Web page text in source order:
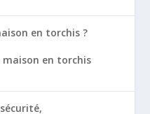
en torchis ?